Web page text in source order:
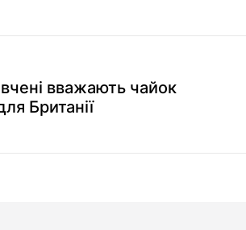
вважають чайок
Британії